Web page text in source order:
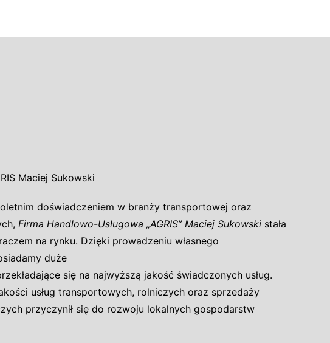
Maciej Sukowski
doświadczeniem w branży transportowej oraz
Firma Handlowo-Usługowa „AGRIS” Maciej Sukowski stała
na rynku. Dzięki prowadzeniu własnego
duże
się na najwyższą jakość świadczonych usług.
usług transportowych, rolniczych oraz sprzedaży
przyczynił się do rozwoju lokalnych gospodarstw